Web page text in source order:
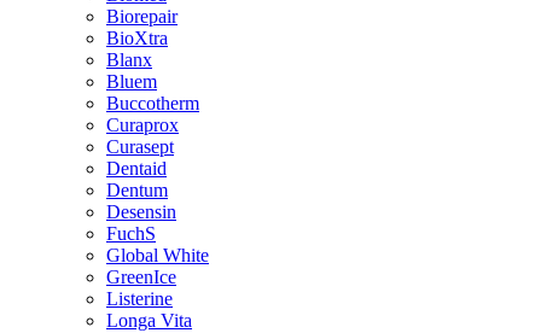
Biorepair
BioXtra
Blanx
Bluem
Buccotherm
Curaprox
Curasept
Dentaid
Dentum
Desensin
FuchS
Global White
GreenIce
Listerine
Longa Vita